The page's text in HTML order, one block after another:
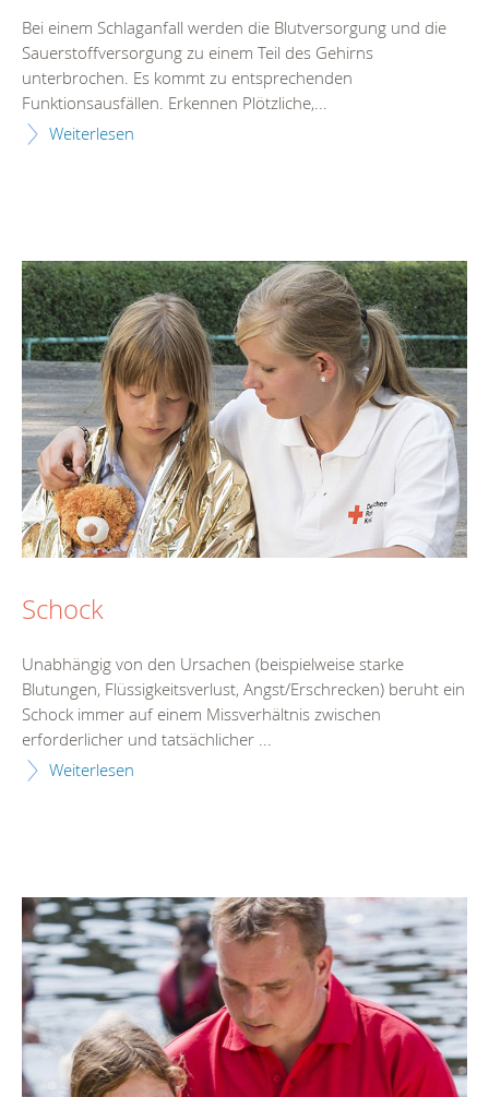
Bei einem Schlaganfall werden die Blutversorgung und die
Sauerstoffversorgung zu einem Teil des Gehirns
unterbrochen. Es kommt zu entsprechenden
Funktionsausfällen. Erkennen Plötzliche,...
Weiterlesen
Schock
Unabhängig von den Ursachen (beispielweise starke
Blutungen, Flüssigkeitsverlust, Angst/Erschrecken) beruht ein
Schock immer auf einem Missverhältnis zwischen
erforderlicher und tatsächlicher ...
Weiterlesen